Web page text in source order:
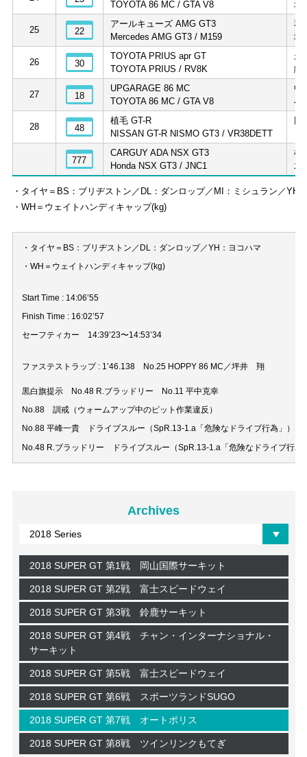
TOYOTA 86 MC / GTA V8
坪
25 22
アールキューズ AMG GT3
Mercedes AMG GT3 / M159
和
城
26 30
TOYOTA PRIUS apr GT
TOYOTA PRIUS / RV8K
永
織
27 18
UPGARAGE 86 MC
TOYOTA 86 MC / GTA V8
中
小
28 48
植毛 GT-R
NISSAN GT-R NISMO GT3 / VR38DETT
田
777
CARGUY ADA NSX GT3
Honda NSX GT3 / JNC1
横
木
・タイヤ＝BS：ブリヂストン／DL：ダンロップ／MI：ミシュラン／YH
・WH＝ウェイトハンディキャップ(kg)
・タイヤ＝BS：ブリヂストン／DL：ダンロップ／YH：ヨコハマ
・WH＝ウェイトハンディキャップ(kg)
Start Time : 14:06’55
Finish Time : 16:02’57
セーフティカー 14:39’23〜14:53’34
ファステストラップ : 1’46.138 No.25 HOPPY 86 MC／坪井 翔
黒白旗提示 No.48 R.ブラッドリー No.11 平中克幸
No.88 訓戒（ウォームアップ中のピット作業違反）
No.88 平峰一貴 ドライブスルー（SpR.13-1.a「危険なドライブ行為」）
No.48 R.ブラッドリー ドライブスルー（SpR.13-1.a「危険なドライブ行為
Archives
2018 SUPER GT 第1戦 岡山国際サーキット
2018 SUPER GT 第2戦 富士スピードウェイ
2018 SUPER GT 第3戦 鈴鹿サーキット
2018 SUPER GT 第4戦 チャン・インターナショナル・
サーキット
2018 SUPER GT 第5戦 富士スピードウェイ
2018 SUPER GT 第6戦 スポーツランドSUGO
2018 SUPER GT 第7戦 オートポリス
2018 SUPER GT 第8戦 ツインリンクもてぎ